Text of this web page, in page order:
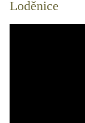
Loděnice